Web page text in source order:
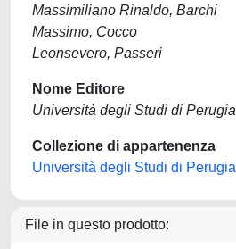
Massimiliano Rinaldo, Barchi
Massimo, Cocco
Leonsevero, Passeri
Nome Editore
Università degli Studi di Perugia
Collezione di appartenenza
Università degli Studi di Perugia
File in questo prodotto: